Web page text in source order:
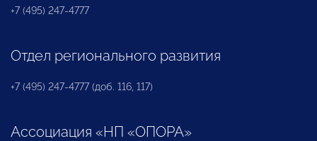
+7 (495) 247-4777
Отдел регионального развития
+7 (495) 247-4777 (доб. 116, 117)
Ассоциация «НП «ОПОРА»